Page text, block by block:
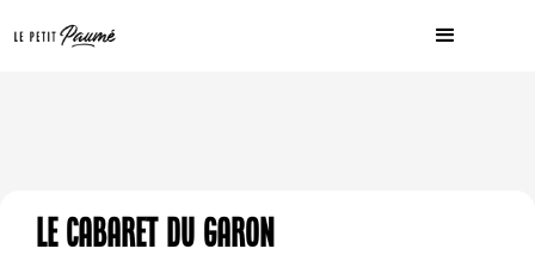
Le Cabaret du Garon